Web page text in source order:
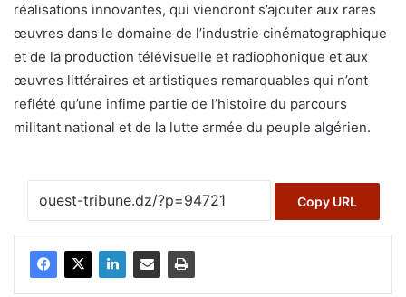
réalisations innovantes, qui viendront s’ajouter aux rares
œuvres dans le domaine de l’industrie cinématographique
et de la production télévisuelle et radiophonique et aux
œuvres littéraires et artistiques remarquables qui n’ont
reflété qu’une infime partie de l’histoire du parcours
militant national et de la lutte armée du peuple algérien.
Copy URL